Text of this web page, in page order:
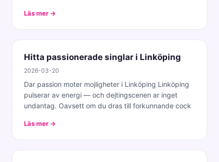
Läs mer →
Hitta passionerade singlar i Linköping
2026-03-20
Dar passion moter mojligheter i Linköping Linköping
pulserar av energi — och dejtingscenen ar inget
undantag. Oavsett om du dras till forkunnande cock
Läs mer →